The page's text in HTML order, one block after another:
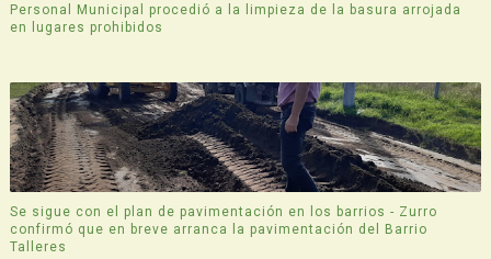
Personal Municipal procedió a la limpieza de la basura arrojada
en lugares prohibidos
Se sigue con el plan de pavimentación en los barrios - Zurro
confirmó que en breve arranca la pavimentación del Barrio
Talleres